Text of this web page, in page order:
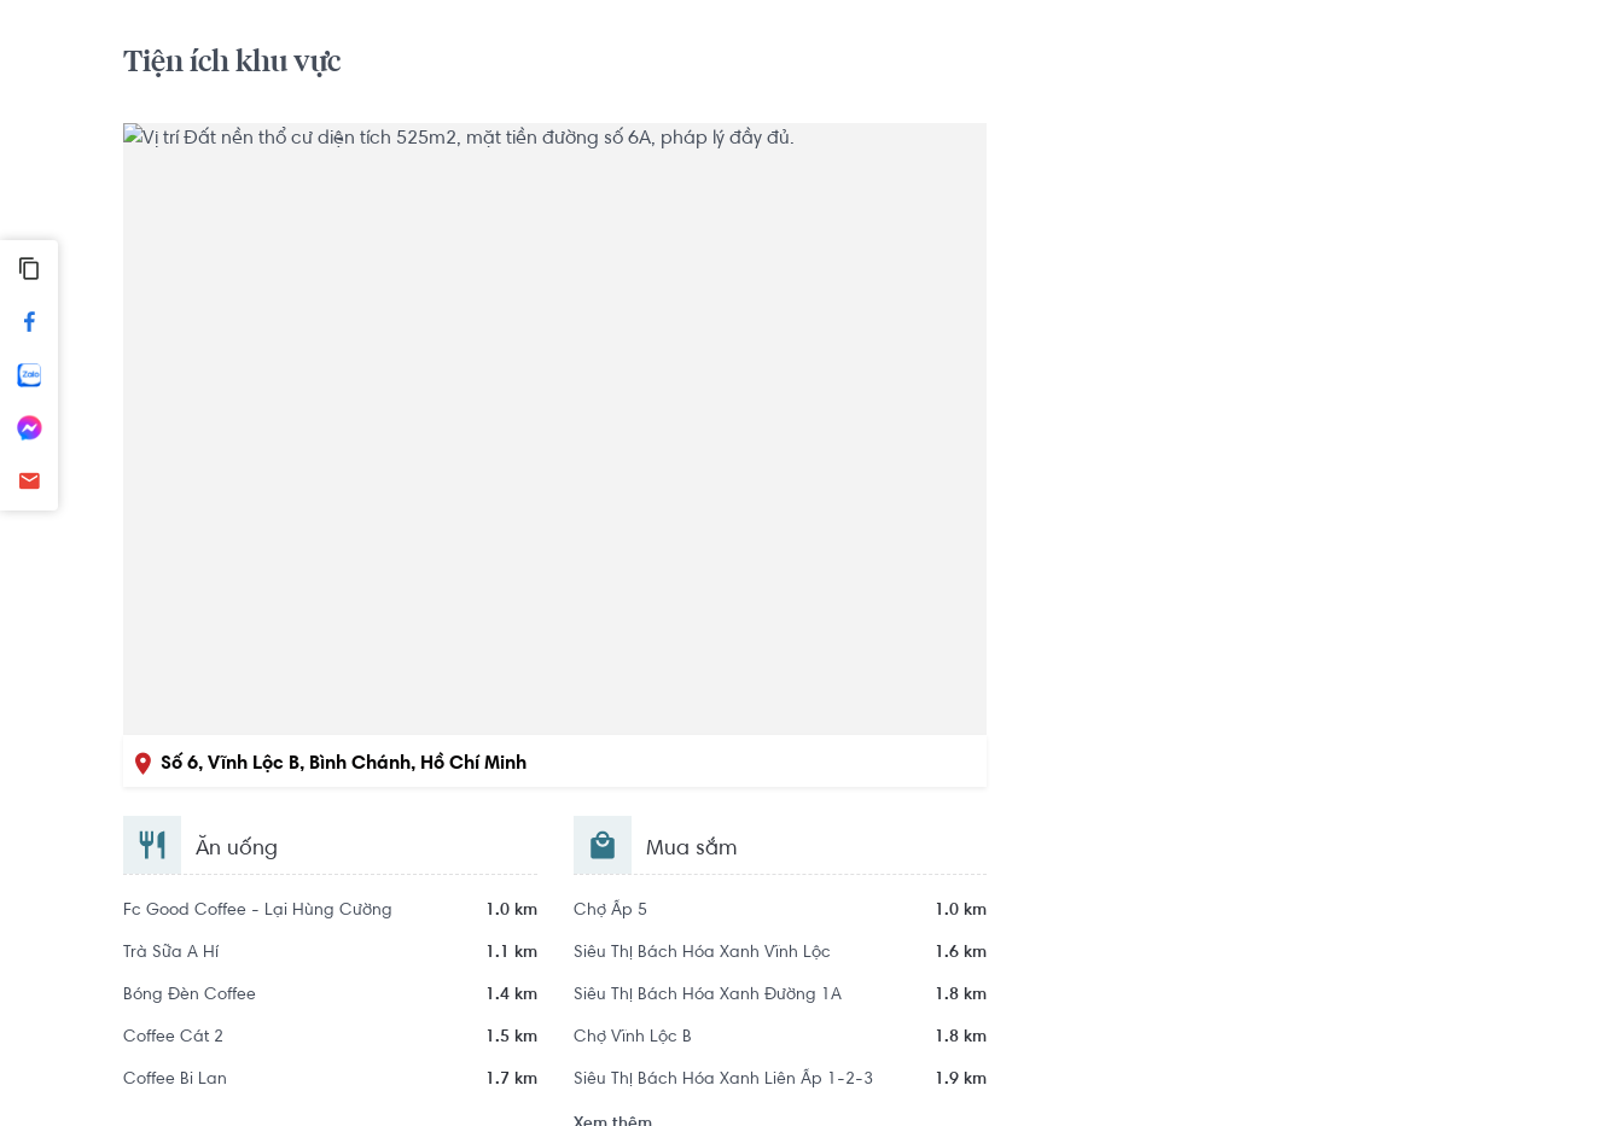
Tiện ích khu vực
Số 6, Vĩnh Lộc B, Bình Chánh, Hồ Chí Minh
Ăn uống
Fc Good Coffee - Lại Hùng Cường 1.0 km
Trà Sữa A Hí 1.1 km
Bóng Đèn Coffee 1.4 km
Coffee Cát 2 1.5 km
Coffee Bi Lan 1.7 km
Mua sắm
Chợ Ấp 5 1.0 km
Siêu Thị Bách Hóa Xanh Vĩnh Lộc 1.6 km
Siêu Thị Bách Hóa Xanh Đường 1A 1.8 km
Chợ Vĩnh Lộc B 1.8 km
Siêu Thị Bách Hóa Xanh Liên Ấp 1-2-3 1.9 km